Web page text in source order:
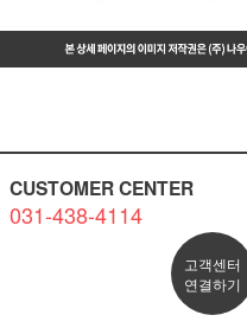
CUSTOMER CENTER
031-438-4114
고객센터
연결하기